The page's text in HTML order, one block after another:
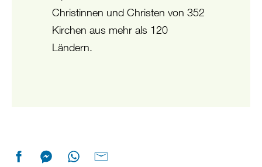
Christinnen und Christen von 352
Kirchen aus mehr als 120
Ländern.